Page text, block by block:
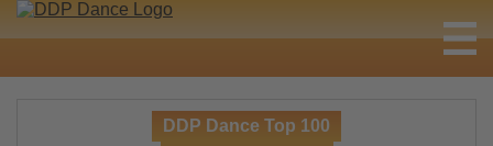
DDP Dance Top 100